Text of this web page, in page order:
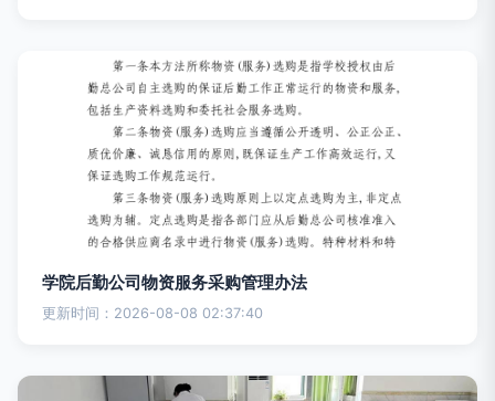
学院后勤公司物资服务采购管理办法
更新时间：2026-08-08 02:37:40